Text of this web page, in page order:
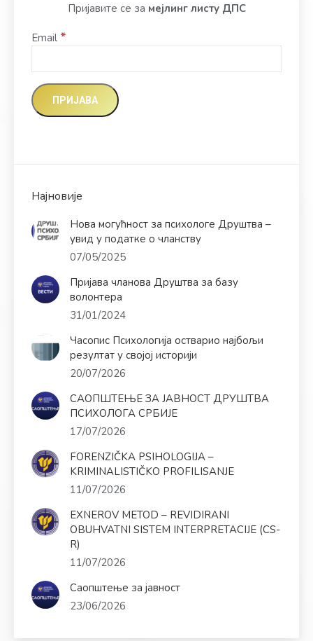
Пријавите се за мејлинг листу ДПС
Email *
Најновије
Нова могућност за психологе Друштва –
увид у податке о чланству
07/05/2025
Пријава чланова Друштва за базу
волонтера
31/01/2024
Часопис Психологија остварио најбољи
резултат у својој историји
20/07/2026
САОПШТЕЊЕ ЗА ЈАВНОСТ ДРУШТВА
ПСИХОЛОГА СРБИЈЕ
17/07/2026
FORENZIČKA PSIHOLOGIJA –
KRIMINALISTIČKO PROFILISANJE
11/07/2026
EXNEROV METOD – REVIDIRANI
OBUHVATNI SISTEM INTERPRETACIJE (CS-
R)
11/07/2026
Саопштење за јавност
23/06/2026